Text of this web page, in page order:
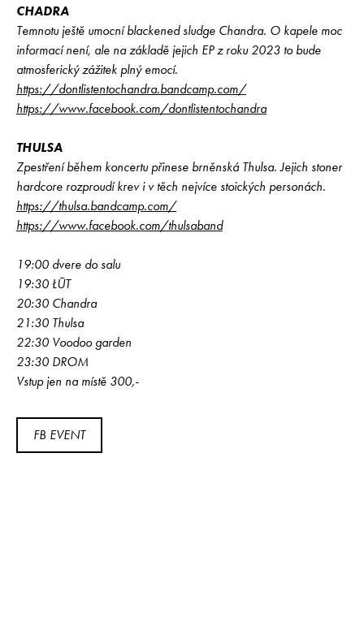
CHADRA
Temnotu ještě umocní blackened sludge Chandra. O kapele moc
informací není, ale na základě jejich EP z roku 2023 to bude
atmosferický zážitek plný emocí.
https://dontlistentochandra.bandcamp.com/
https://www.facebook.com/dontlistentochandra
THULSA
Zpestření během koncertu přinese brněnská Thulsa. Jejich stoner
hardcore rozproudí krev i v těch nejvíce stoických personách.
https://thulsa.bandcamp.com/
https://www.facebook.com/thulsaband
19:00 dvere do salu
19:30 ŁŪT
20:30 Chandra
21:30 Thulsa
22:30 Voodoo garden
23:30 DROM
Vstup jen na místě 300,-
FB EVENT